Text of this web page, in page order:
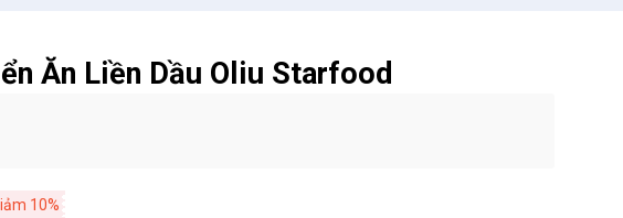
Ăn Liền Dầu Oliu Starfood
10%